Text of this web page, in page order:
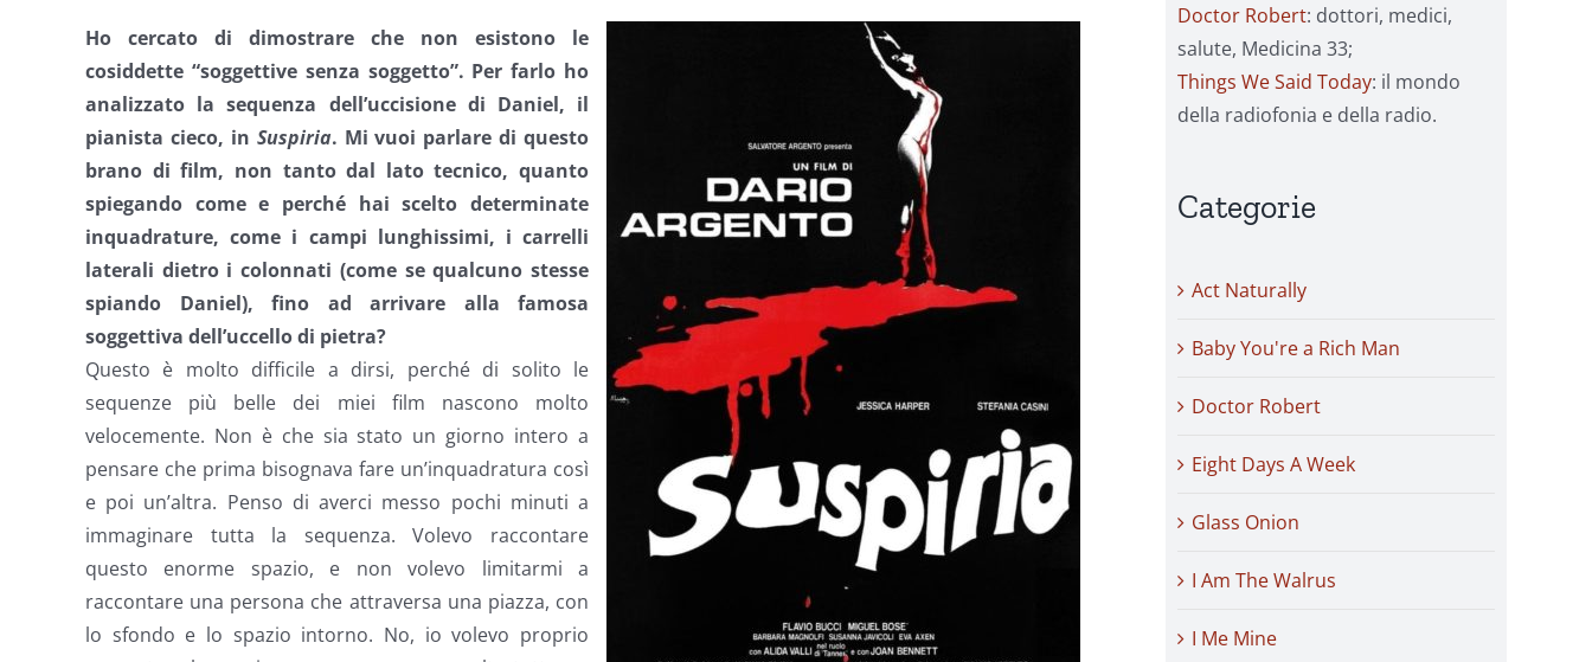
Ho cercato di dimostrare che non esistono le
cosiddette “soggettive senza soggetto”. Per farlo ho
analizzato la sequenza dell’uccisione di Daniel, il
pianista cieco, in Suspiria. Mi vuoi parlare di questo
brano di film, non tanto dal lato tecnico, quanto
spiegando come e perché hai scelto determinate
inquadrature, come i campi lunghissimi, i carrelli
laterali dietro i colonnati (come se qualcuno stesse
spiando Daniel), fino ad arrivare alla famosa
soggettiva dell’uccello di pietra?
Questo è molto difficile a dirsi, perché di solito le
sequenze più belle dei miei film nascono molto
velocemente. Non è che sia stato un giorno intero a
pensare che prima bisognava fare un’inquadratura così
e poi un’altra. Penso di averci messo pochi minuti a
immaginare tutta la sequenza. Volevo raccontare
questo enorme spazio, e non volevo limitarmi a
raccontare una persona che attraversa una piazza, con
lo sfondo e lo spazio intorno. No, io volevo proprio
Doctor Robert: dottori, medici,
salute, Medicina 33;
Things We Said Today: il mondo
della radiofonia e della radio.
Categorie
Act Naturally
Baby You're a Rich Man
Doctor Robert
Eight Days A Week
Glass Onion
I Am The Walrus
I Me Mine